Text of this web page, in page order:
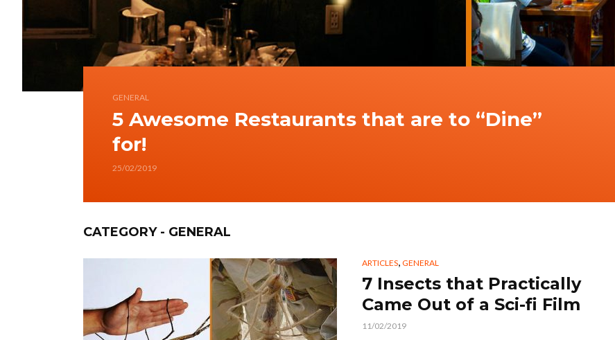
GENERAL
5 Awesome Restaurants that are to “Dine”
for!
25/02/2019
CATEGORY - GENERAL
ARTICLES, GENERAL
7 Insects that Practically
Came Out of a Sci-fi Film
11/02/2019